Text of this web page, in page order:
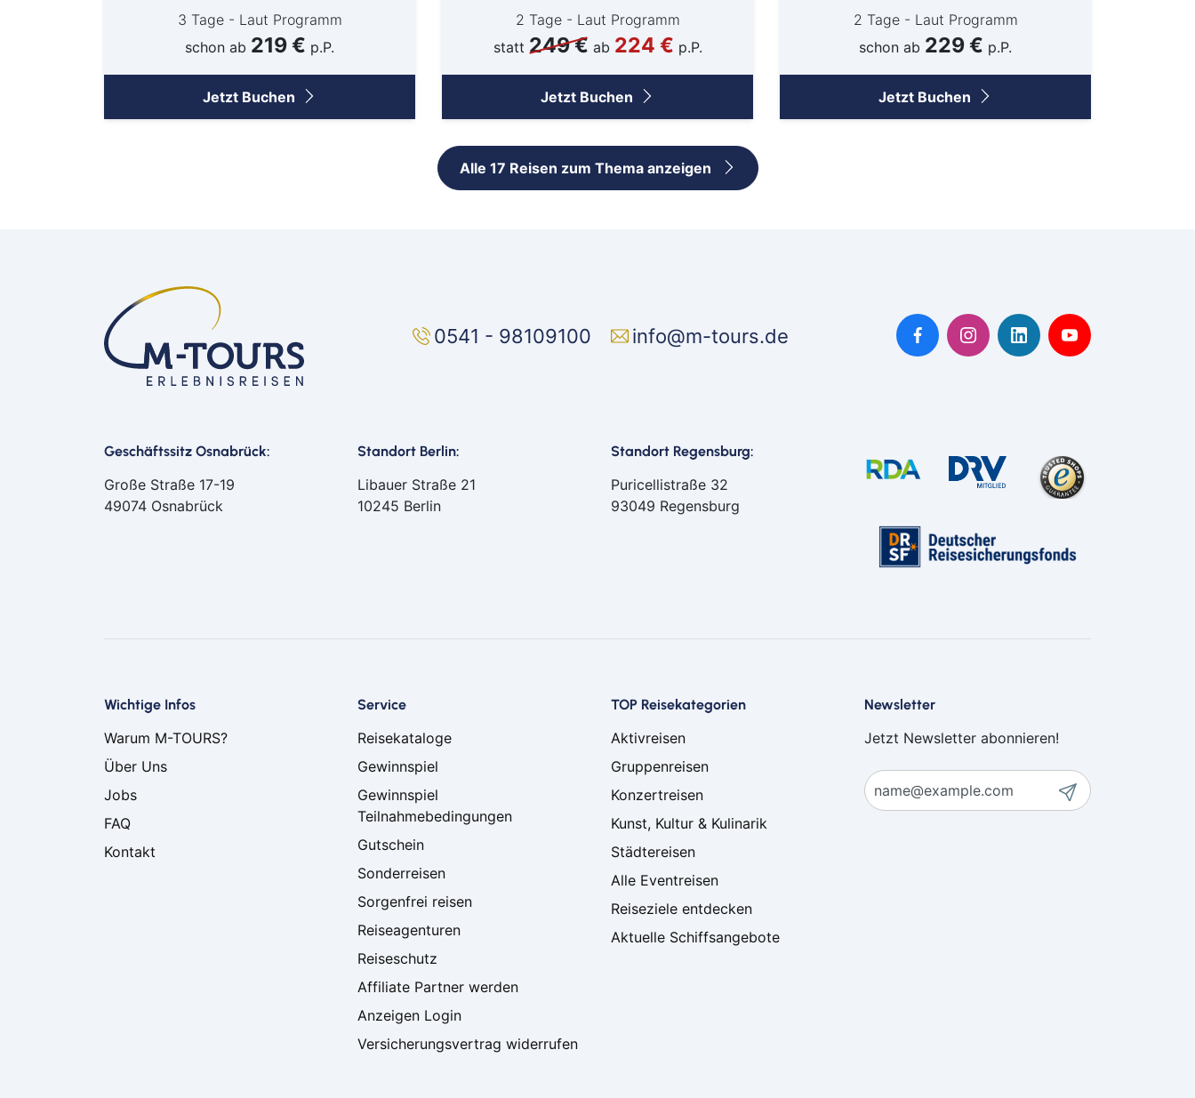
Trier
Ab Amsterdam
3 Tage - Laut Programm
schon ab 219 € p.P.
Jetzt Buchen
2 Tage - Laut Programm
statt 249 € ab 224 € p.P.
Jetzt Buchen
2 Tage - Laut Programm
schon ab 229 € p.P.
Jetzt Buchen
Alle 17 Reisen zum Thema anzeigen
0541 - 98109100 info@m-tours.de
Geschäftssitz Osnabrück:
Große Straße 17-19
49074 Osnabrück
Standort Berlin:
Libauer Straße 21
10245 Berlin
Standort Regensburg:
Puricellistraße 32
93049 Regensburg
Wichtige Infos
Warum M-TOURS?
Über Uns
Jobs
FAQ
Kontakt
Service
Reisekataloge
Gewinnspiel
Gewinnspiel
Teilnahmebedingungen
Gutschein
Sonderreisen
Sorgenfrei reisen
Reiseagenturen
Reiseschutz
Affiliate Partner werden
Anzeigen Login
Versicherungsvertrag widerrufen
TOP Reisekategorien
Aktivreisen
Gruppenreisen
Konzertreisen
Kunst, Kultur & Kulinarik
Städtereisen
Alle Eventreisen
Reiseziele entdecken
Aktuelle Schiffsangebote
Newsletter
Jetzt Newsletter abonnieren!